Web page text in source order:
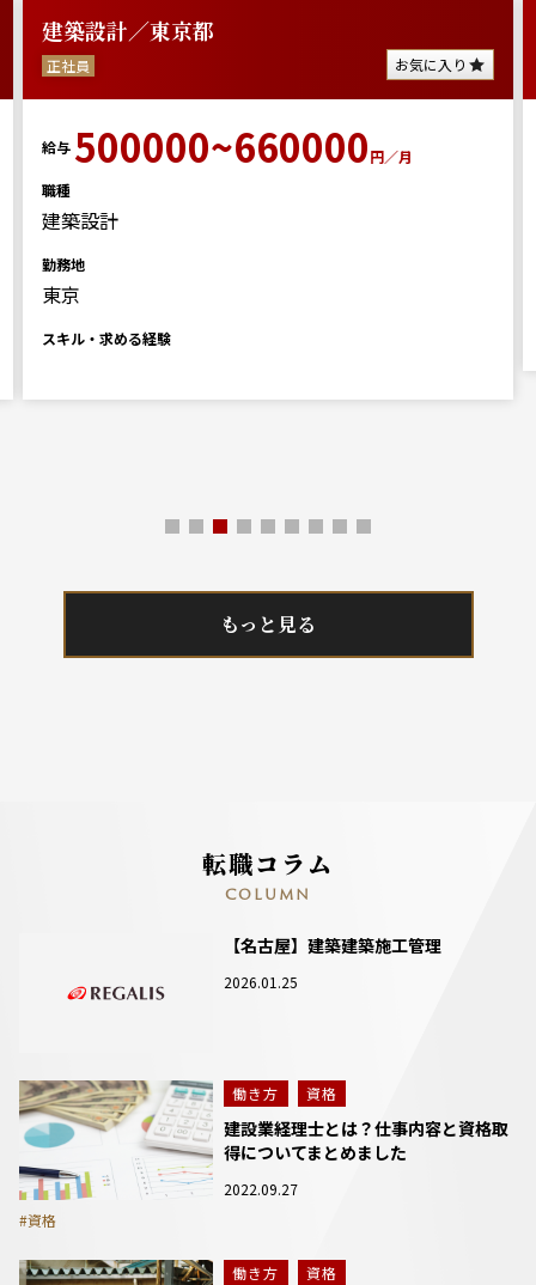
建築設計／東京都
正社員 お気に入り
給与 500000~660000円／月
職種
建築設計
勤務地
東京
スキル・求める経験
もっと見る
転職コラム
COLUMN
【名古屋】建築建築施工管理
2026.01.25
働き方 資格
建設業経理士とは？仕事内容と資格取
得についてまとめました
2022.09.27
#資格
働き方 資格